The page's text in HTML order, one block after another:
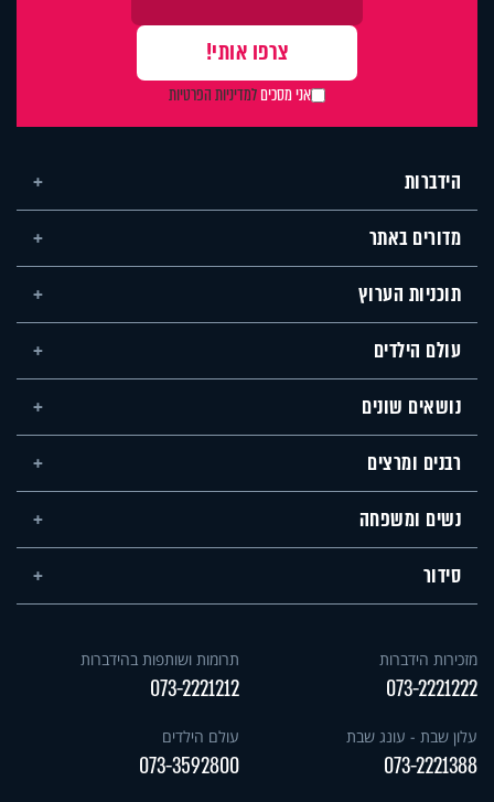
אני מסכיםלמדיניות הפרטיות
הידברות
מדורים באתר
תוכניות הערוץ
עולם הילדים
נושאים שונים
רבנים ומרצים
נשים ומשפחה
סידור
מזכירות הידברות
073-2221222
תרומות ושותפות בהידברות
073-2221212
עלון שבת - עונג שבת
073-2221388
עולם הילדים
073-3592800